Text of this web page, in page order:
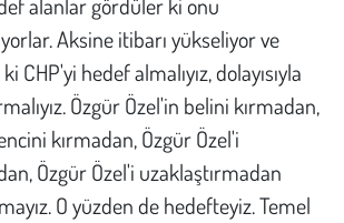
alanlar gördüler ki onu
Aksine itibarı yükseliyor ve
CHP'yi hedef almalıyız, dolayısıyla
Özgür Özel'in belini kırmadan,
kırmadan, Özgür Özel'i
Özgür Özel'i uzaklaştırmadan
O yüzden de hedefteyiz. Temel